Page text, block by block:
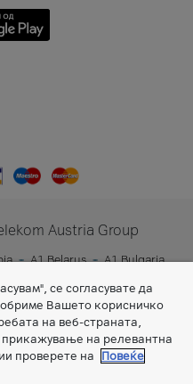
Austria Group
A1 Belarus
A1 Bulgaria
A1 Digital
се согласувате да
Вашето корисничко
на веб-страната,
прикажување на релевантна
проверете на
Повеќе